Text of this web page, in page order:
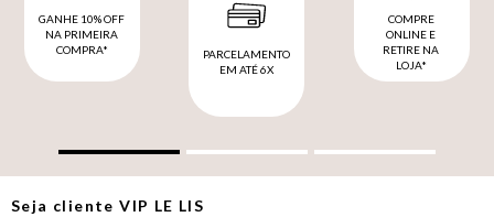
GANHE 10% OFF
NA PRIMEIRA
COMPRA*
PARCELAMENTO
EM ATÉ 6X
COMPRE
ONLINE E
RETIRE NA
LOJA*
Seja clienteVIP LE LIS